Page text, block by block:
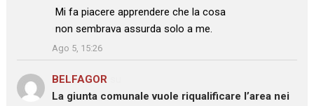
: “
Mi fa piacere apprendere che la cosa
non sembrava assurda solo a me.
”
Ago 5, 15:26
BELFAGOR
La giunta comunale vuole riqualificare l’area nei